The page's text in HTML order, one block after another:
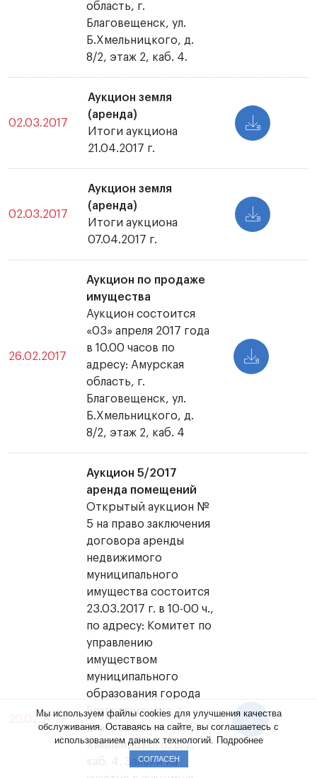
область, г.
Благовещенск, ул.
Б.Хмельницкого, д.
8/2, этаж 2, каб. 4.
02.03.2017
Аукцион земля
(аренда)
Итоги аукциона
21.04.2017 г.
02.03.2017
Аукцион земля
(аренда)
Итоги аукциона
07.04.2017 г.
26.02.2017
Аукцион по продаже
имущества
Аукцион состоится
«03» апреля 2017 года
в 10.00 часов по
адресу: Амурская
область, г.
Благовещенск, ул.
Б.Хмельницкого, д.
8/2, этаж 2, каб. 4
20.02.2017
Аукцион 5/2017
аренда помещений
Открытый аукцион №
5 на право заключения
договора аренды
недвижимого
муниципального
имущества состоится
23.03.2017 г. в 10-00 ч.,
по адресу: Комитет по
управлению
имуществом
муниципального
образования города
Благовещенска, г.
Благовещенск, ул. Б.
Хмельницкого, 8/2,
каб. 4. Заявки на
Мы используем файлы cookies для улучшения качества
обслуживания. Оставаясь на сайте, вы соглашаетесь с
использованием данных технологий. Подробнее
СОГЛАСЕН